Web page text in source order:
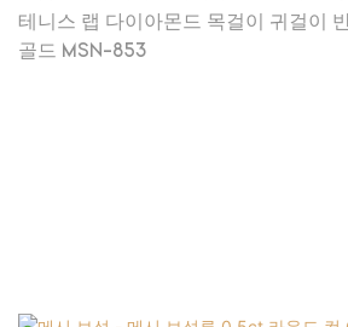
반지, 주얼리 세트 18K 골드 MSN-853
테니스 랩 다이아몬드 목걸이 귀걸이
골드 MSN-853